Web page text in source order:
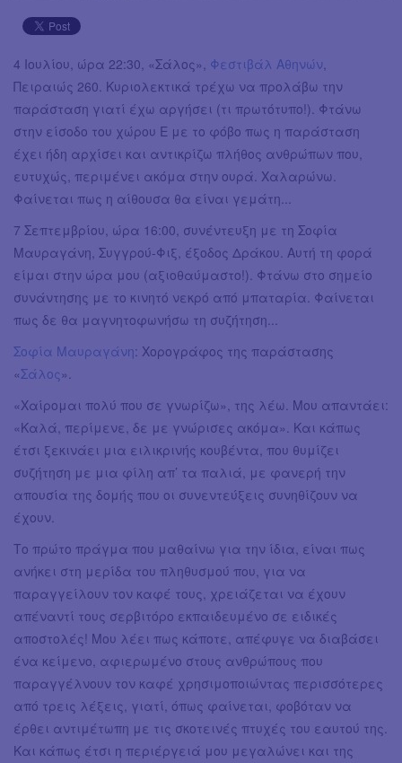
4 Ιουλίου, ώρα 22:30, «Σάλος», Φεστιβάλ Αθηνών,
Πειραιώς 260. Κυριολεκτικά τρέχω να προλάβω την
παράσταση γιατί έχω αργήσει (τι πρωτότυπο!). Φτάνω
στην είσοδο του χώρου Ε με το φόβο πως η παράσταση
έχει ήδη αρχίσει και αντικρίζω πλήθος ανθρώπων που,
ευτυχώς, περιμένει ακόμα στην ουρά. Χαλαρώνω.
Φαίνεται πως η αίθουσα θα είναι γεμάτη...
7 Σεπτεμβρίου, ώρα 16:00, συνέντευξη με τη Σοφία
Μαυραγάνη, Συγγρού-Φιξ, έξοδος Δράκου. Αυτή τη φορά
είμαι στην ώρα μου (αξιοθαύμαστο!). Φτάνω στο σημείο
συνάντησης με το κινητό νεκρό από μπαταρία. Φαίνεται
πως δε θα μαγνητοφωνήσω τη συζήτηση...
Σοφία Μαυραγάνη: Χορογράφος της παράστασης
«Σάλος ».
«Χαίρομαι πολύ που σε γνωρίζω», της λέω. Μου απαντάει:
«Καλά, περίμενε, δε με γνώρισες ακόμα». Και κάπως
έτσι ξεκινάει μια ειλικρινής κουβέντα, που θυμίζει
συζήτηση με μια φίλη απ’ τα παλιά, με φανερή την
απουσία της δομής που οι συνεντεύξεις συνηθίζουν να
έχουν.
Το πρώτο πράγμα που μαθαίνω για την ίδια, είναι πως
ανήκει στη μερίδα του πληθυσμού που, για να
παραγγείλουν τον καφέ τους, χρειάζεται να έχουν
απέναντί τους σερβιτόρο εκπαιδευμένο σε ειδικές
αποστολές! Μου λέει πως κάποτε, απέφυγε να διαβάσει
ένα κείμενο, αφιερωμένο στους ανθρώπους που
παραγγέλνουν τον καφέ χρησιμοποιώντας περισσότερες
από τρεις λέξεις, γιατί, όπως φαίνεται, φοβόταν να
έρθει αντιμέτωπη με τις σκοτεινές πτυχές του εαυτού της.
Και κάπως έτσι η περιέργειά μου μεγαλώνει και της